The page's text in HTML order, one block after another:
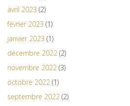
avril 2023 (2)
février 2023 (1)
janvier 2023 (1)
décembre 2022 (2)
novembre 2022 (3)
octobre 2022 (1)
septembre 2022 (2)